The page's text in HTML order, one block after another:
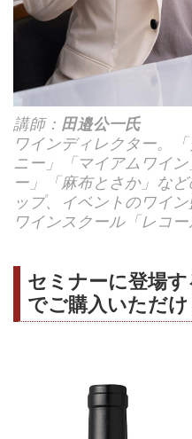
講師： 田邉公一氏
ワインディレクター。
ニー」「マイアムワイ
ー」「麻布とさか」な
ップ、イベントのワイン
ワインスクール「レコ
セミナーに登場
でご購入いただけ